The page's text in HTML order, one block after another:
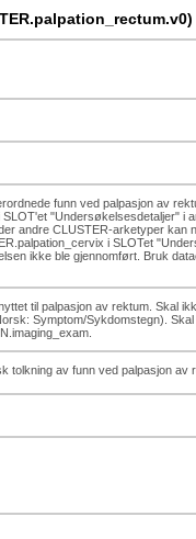
funn ved palpasjon av
"Undersøkelsesdetaljer"
andre CLUSTER-arketyper
i SLOTet
ikke ble gjennomført. Bruk
til palpasjon av rektum. Skal
Symptom/Sykdomstegn).
tolkning av funn ved palpasjon av